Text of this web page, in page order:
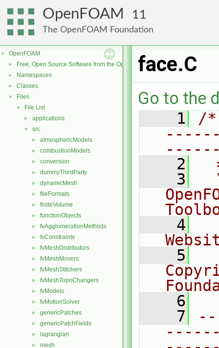
OpenFOAM 11
The OpenFOAM Foundation
▼ OpenFOAM
► Free, Open Source Software from the OpenFOAM Foundation
► Namespaces
► Classes
▼ Files
▼ File List
► applications
▼ src
► atmosphericModels
► combustionModels
► conversion
► dummyThirdParty
► dynamicMesh
► fileFormats
► finiteVolume
► functionObjects
► fvAgglomerationMethods
► fvConstraints
► fvMeshDistributors
► fvMeshMovers
► fvMeshStitchers
► fvMeshTopoChangers
► fvModels
► fvMotionSolver
► genericPatches
► genericPatchFields
► lagrangian
► mesh
face.C
Go to the
    1
/
    2
    3
    4
    5
    6
    7